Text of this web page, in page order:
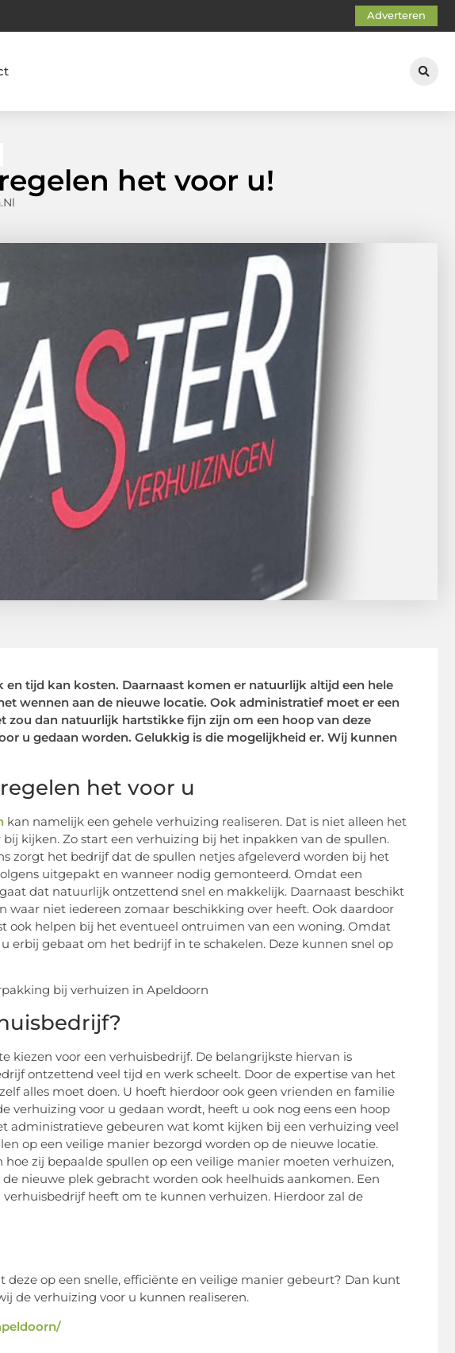
Adverteren
het voor u!
tijd kan kosten. Daarnaast komen er natuurlijk altijd een hele
wennen aan de nieuwe locatie. Ook administratief moet er een
zou dan natuurlijk hartstikke fijn zijn om een hoop van deze
u gedaan worden. Gelukkig is die mogelijkheid er. Wij kunnen
het voor u
kan namelijk een gehele verhuizing realiseren. Dat is niet alleen het
kijken. Zo start een verhuizing bij het inpakken van de spullen.
zorgt het bedrijf dat de spullen netjes afgeleverd worden bij het
uitgepakt en wanneer nodig gemonteerd. Omdat een
dat natuurlijk ontzettend snel en makkelijk. Daarnaast beschikt
niet iedereen zomaar beschikking over heeft. Ook daardoor
ook helpen bij het eventueel ontruimen van een woning. Omdat
erbij gebaat om het bedrijf in te schakelen. Deze kunnen snel op
kiezen voor een verhuisbedrijf. De belangrijkste hiervan is
ontzettend veel tijd en werk scheelt. Door de expertise van het
alles moet doen. U hoeft hierdoor ook geen vrienden en familie
verhuizing voor u gedaan wordt, heeft u ook nog eens een hoop
administratieve gebeuren wat komt kijken bij een verhuizing veel
op een veilige manier bezorgd worden op de nieuwe locatie.
zij bepaalde spullen op een veilige manier moeten verhuizen,
nieuwe plek gebracht worden ook heelhuids aankomen. Een
heeft om te kunnen verhuizen. Hierdoor zal de
op een snelle, efficiënte en veilige manier gebeurt? Dan kunt
de verhuizing voor u kunnen realiseren.